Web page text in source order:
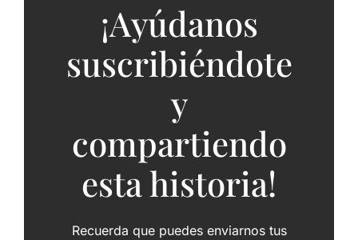
¡Ayúdanos
suscribiéndote
y
compartiendo
esta historia!
Recuerda que puedes enviarnos tus